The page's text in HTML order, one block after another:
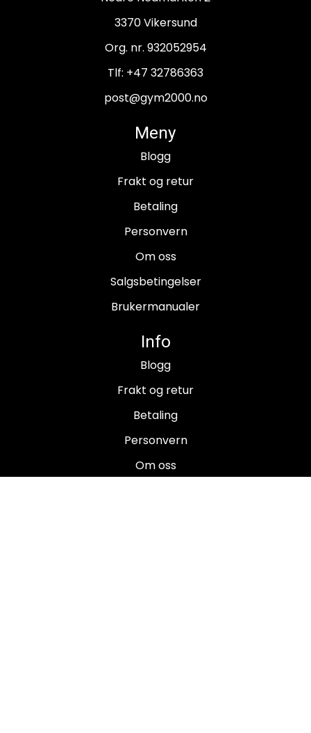
3370 Vikersund
Org. nr. 932052954
Tlf: +47 32786363
post@gym2000.no
Meny
Blogg
Frakt og retur
Betaling
Personvern
Om oss
Salgsbetingelser
Brukermanualer
Info
Blogg
Frakt og retur
Betaling
Personvern
Om oss